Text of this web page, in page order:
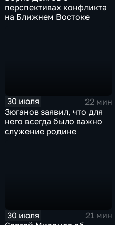
перспективах конфликта
на Ближнем Востоке
30 июля
22 мин
Зюганов заявил, что для
него всегда было важно
служение родине
30 июля
21 мин